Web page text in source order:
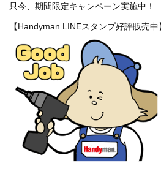
只今、期間限定キャンペーン実施中！
【Handyman LINEスタンプ好評販売中